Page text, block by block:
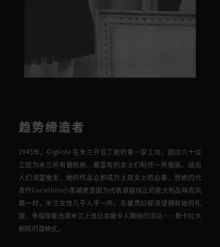
趋势缔造者
1945年，Gigliola 在米兰开设了她的第一家 工坊，
超过六十位
工匠 为米兰所有最挑剔、最富有的女士们 制作一件服装 。 战后
人们渴望重生，
她的作品立即成为 上 层女士的必备， 而她的代
表作Curiellino小黑裙更是因为代表卓越纯正的意大利品味而风
靡一时，米兰女性几乎人手一件。名媛贵妇都渴望拥有她的礼
服，争相 穿着出席米兰上流社会最令人期待 的 活动——斯卡拉大
剧院的首映式。